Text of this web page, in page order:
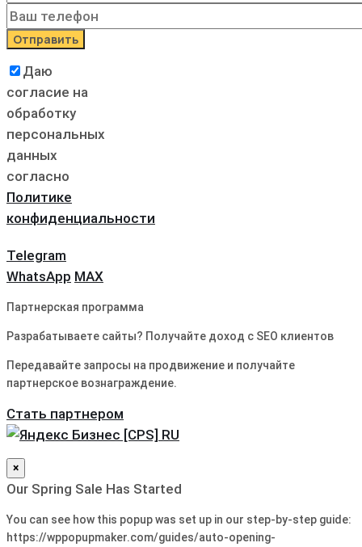
Даю
согласие на
обработку
персональных
данных
согласно
Политике
конфиденциальности
Telegram
WhatsApp MAX
Партнерская программа
Разрабатываете сайты? Получайте доход с SEO клиентов
Передавайте запросы на продвижение и получайте
партнерское вознаграждение.
Стать партнером
×
Our Spring Sale Has Started
You can see how this popup was set up in our step-by-step guide:
https://wppopupmaker.com/guides/auto-opening-